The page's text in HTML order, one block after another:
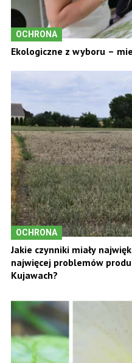
OCHRONA
Ekologiczne z wyboru –
OCHRONA
Jakie czynniki miały
najwięcej problemów
Kujawach?